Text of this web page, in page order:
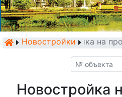
Новостройки
Новостройка на
Новостройка